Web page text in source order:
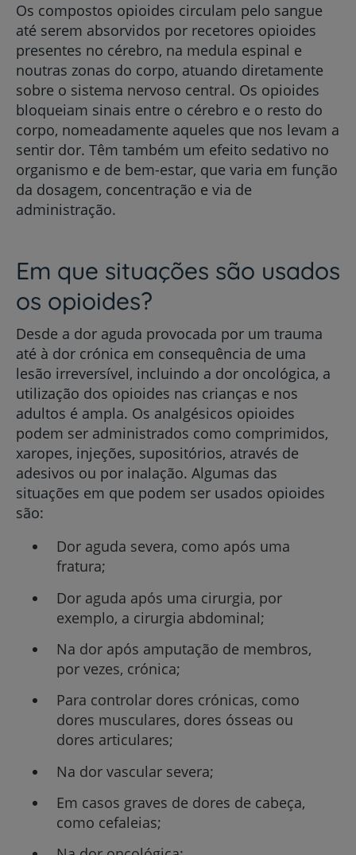
Os compostos opioides circulam pelo sangue
até serem absorvidos por recetores opioides
presentes no cérebro, na medula espinal e
noutras zonas do corpo, atuando diretamente
sobre o sistema nervoso central. Os opioides
bloqueiam sinais entre o cérebro e o resto do
corpo, nomeadamente aqueles que nos levam a
sentir dor. Têm também um efeito sedativo no
organismo e de bem-estar, que varia em função
da dosagem, concentração e via de
administração.
Em que situações são usados
os opioides?
Desde a dor aguda provocada por um trauma
até à dor crónica em consequência de uma
lesão irreversível, incluindo a dor oncológica, a
utilização dos opioides nas crianças e nos
adultos é ampla. Os analgésicos opioides
podem ser administrados como comprimidos,
xaropes, injeções, supositórios, através de
adesivos ou por inalação. Algumas das
situações em que podem ser usados opioides
são:
Dor aguda severa, como após uma
fratura;
Dor aguda após uma cirurgia, por
exemplo, a cirurgia abdominal;
Na dor após amputação de membros,
por vezes, crónica;
Para controlar dores crónicas, como
dores musculares, dores ósseas ou
dores articulares;
Na dor vascular severa;
Em casos graves de dores de cabeça,
como cefaleias;